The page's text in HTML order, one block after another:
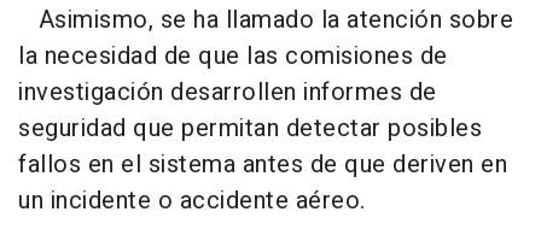
Asimismo, se ha llamado la atención sobre
la necesidad de que las comisiones de
investigación desarrollen informes de
seguridad que permitan detectar posibles
fallos en el sistema antes de que deriven en
un incidente o accidente aéreo.